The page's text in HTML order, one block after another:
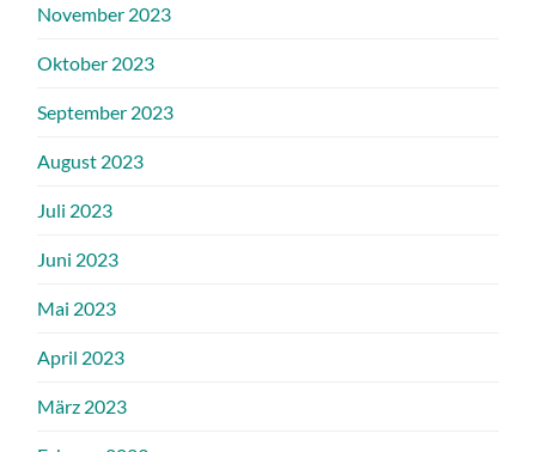
November 2023
Oktober 2023
September 2023
August 2023
Juli 2023
Juni 2023
Mai 2023
April 2023
März 2023